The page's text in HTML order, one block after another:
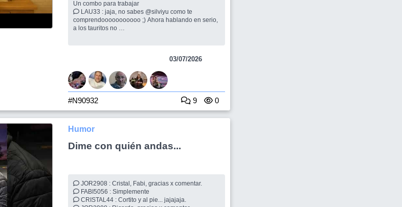
LAU33 : jaja, no sabes @silviyu como te
comprendooooooooooo ;) Ahora hablando en serio,
a los tauritos no
03/07/2026
#N90932 9 0
Humor
Dime con quién andas...
JOR2908 : Cristal, Fabi, gracias x comentar.
FABI5056 : Simplemente
CRISTAL44 : Cortito y al pie... jajajaja.